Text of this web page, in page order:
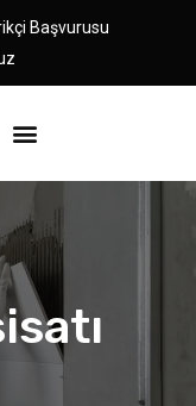
Başvurusu